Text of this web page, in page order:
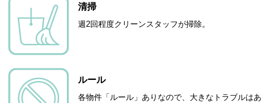
清掃
週2回程度クリーンスタッフが掃除。
ルール
各物件「ルール」ありなので、大きなトラブルはあ